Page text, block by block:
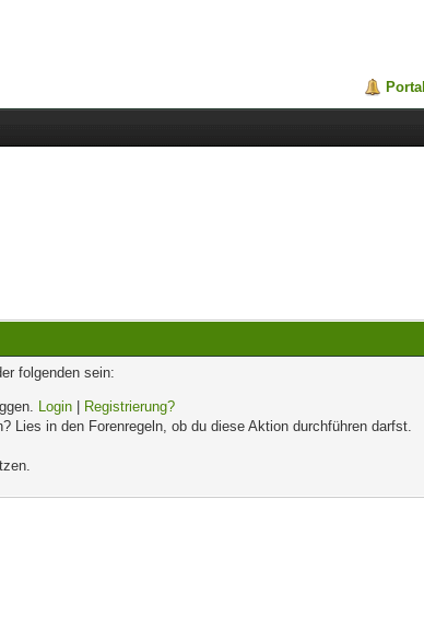
Portal
folgenden sein:
Login
Registrierung?
in den Forenregeln, ob du diese Aktion durchführen darfst.